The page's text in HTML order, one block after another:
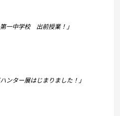
一中学校 出前授業！」
ンター展はじまりました！」